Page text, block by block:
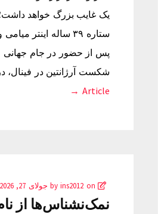
یک غایب بزرگ خواهد
ستاره ۳۹ ساله اینتر
شکست آرژانتین در فینال،
Article →
ins2012 on جولای 27, 2026
نمک‌نشناس‌ها از